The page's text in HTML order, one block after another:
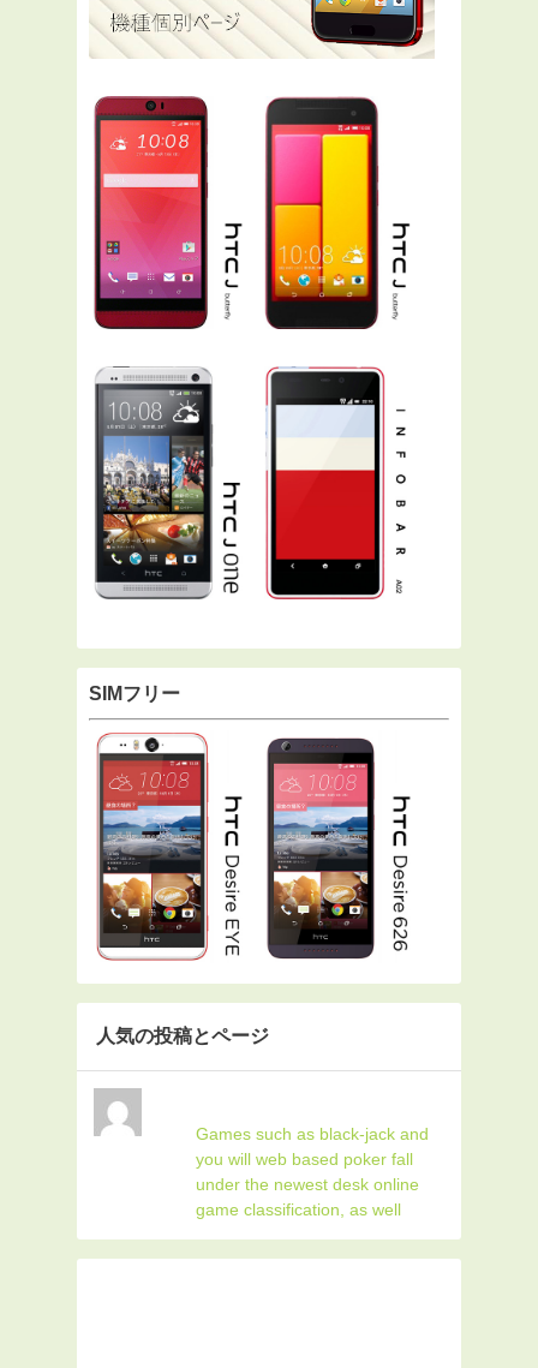
SIMフリー
人気の投稿とページ
Games such as black-jack and
you will web based poker fall
under the newest desk online
game classification, as well